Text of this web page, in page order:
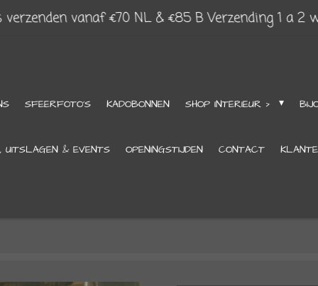
vanaf €70 NL & €85 B Verzending 1 a 2
SFEERFOTO'S KADOBONNEN SHOP INTERIEUR >
UITSLAGEN & EVENTS OPENINGSTIJDEN CONTACT